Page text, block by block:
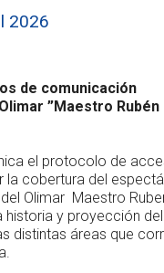
2026
de comunicación
”Maestro Rubén
el protocolo de
la cobertura del
Olimar Maestro
y proyección
distintas áreas que